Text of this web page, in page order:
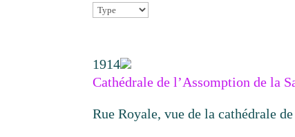
1914
Cathédrale de l’Assomption de la
Rue Royale, vue de la cathédrale